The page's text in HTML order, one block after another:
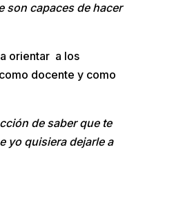
son capaces de hacer
orientar a los
docente y como
de saber que te
yo quisiera dejarle a